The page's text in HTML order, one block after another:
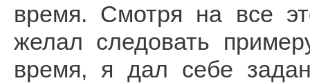
время. Смотря на все
желал следовать
время, я дал себе